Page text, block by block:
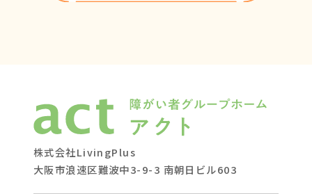
株式会社LivingPlus
大阪市浪速区難波中3-9-3 南朝日ビル603